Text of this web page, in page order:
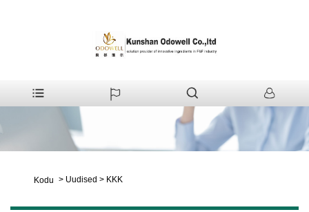
Kodu > Uudised > KKK